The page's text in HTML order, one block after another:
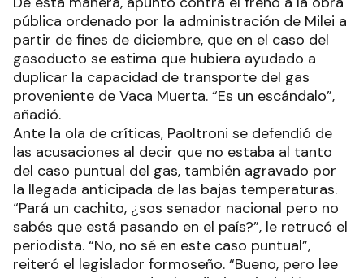
pública ordenado por la administración de Milei a
partir de fines de diciembre, que en el caso del
gasoducto se estima que hubiera ayudado a
duplicar la capacidad de transporte del gas
proveniente de Vaca Muerta. “Es un escándalo”,
añadió.
Ante la ola de críticas, Paoltroni se defendió de
las acusaciones al decir que no estaba al tanto
del caso puntual del gas, también agravado por
la llegada anticipada de las bajas temperaturas.
“Pará un cachito, ¿sos senador nacional pero no
sabés que está pasando en el país?”, le retrucó el
periodista. “No, no sé en este caso puntual”,
reiteró el legislador formoseño. “Bueno, pero lee